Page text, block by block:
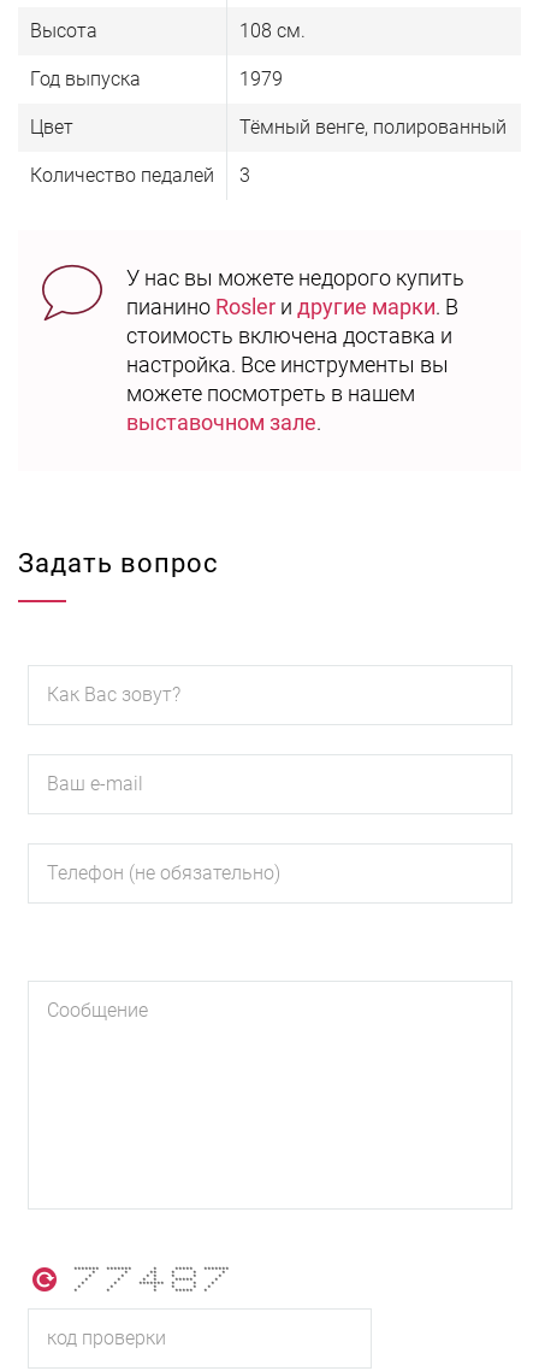
Высота 108 см.
Год выпуска 1979
Цвет Тёмный венге, полированный
Количество педалей 3
У нас вы можете недорого купить
пианино Rosler и другие марки. В
стоимость включена доставка и
настройка. Все инструменты вы
можете посмотреть в нашем
выставочном зале.
Задать вопрос
******* ******* * ***** *******
* * ** * * *
* * * * * * *
* * * * ***** *
* * ******* * * *
* * * * * *
* * * ***** *